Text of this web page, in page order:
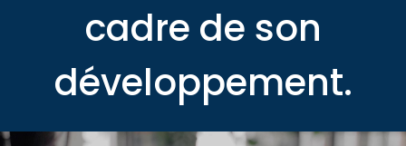
cadre de son
développement.